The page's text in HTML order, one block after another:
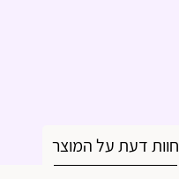
חוות דעת על המוצר